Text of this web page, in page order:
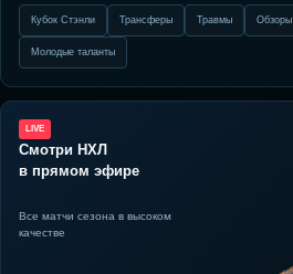
Кубок Стэнли Трансферы Травмы Обзоры
Молодые таланты
LIVE
Смотри НХЛ
в прямом эфире
Все матчи сезона в высоком
качестве